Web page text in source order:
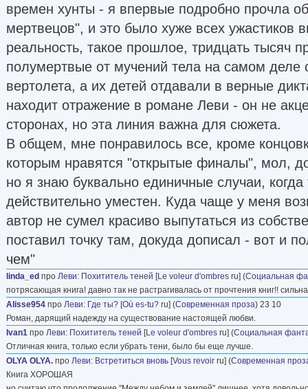
времен хунты - я впервые подробно прочла
мертвецов", и это было хуже всех ужастиков
реальность, такое прошлое, тридцать тысяч
полумертвые от мучений тела на самом деле
вертолета, а их детей отдавали в верные
находит отражение в романе Леви - он не
сторонах, но эта линия важна для сюжета.
В общем, мне понравилось все, кроме
которым нравятся "открытые финалы", мол,
но я знаю буквально единичные случаи,
действительно уместен. Куда чаще у меня
автор не сумел красиво выпутаться из
поставил точку там, докуда дописал - вот и
чем"
linda_ed про Леви: Похититель теней [Le voleur d'ombres ru] (Социальная
потрясающая книга! давно так не растрагивалась от прочтения книг!!
Alisse954 про Леви: Где ты? [Où es-tu? ru] (Современная проза) 23 10
Роман, дарящий надежду на существование настоящей любви.
Ivan1 про Леви: Похититель теней [Le voleur d'ombres ru] (Социальная
Отличная книга, только если убрать тени, было бы еще лучше.
OLYA OLYA. про Леви: Встретиться вновь [Vous revoir ru] (Современная
Книга ХОРОШАЯ